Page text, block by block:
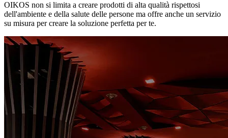
OIKOS non si limita a creare prodotti di alta qualità rispettosi
dell'ambiente e della salute delle persone ma offre anche un servizio
su misura per creare la soluzione perfetta per te.